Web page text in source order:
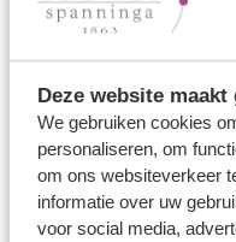
Deze website
We gebruiken cookies
personaliseren, om
om ons websiteverkeer
informatie over uw
voor social media,
Trouwringen
Memoireringen
Verlovingsringen
Vriendschapsringen
Over ons
Aller Spanninga